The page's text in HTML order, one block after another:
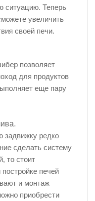
ситуацию. Теперь
увеличить
своей печи.
позволяет
для продуктов
еще пару
задвижку редко
сделать систему
то стоит
печей
и монтаж
приобрести